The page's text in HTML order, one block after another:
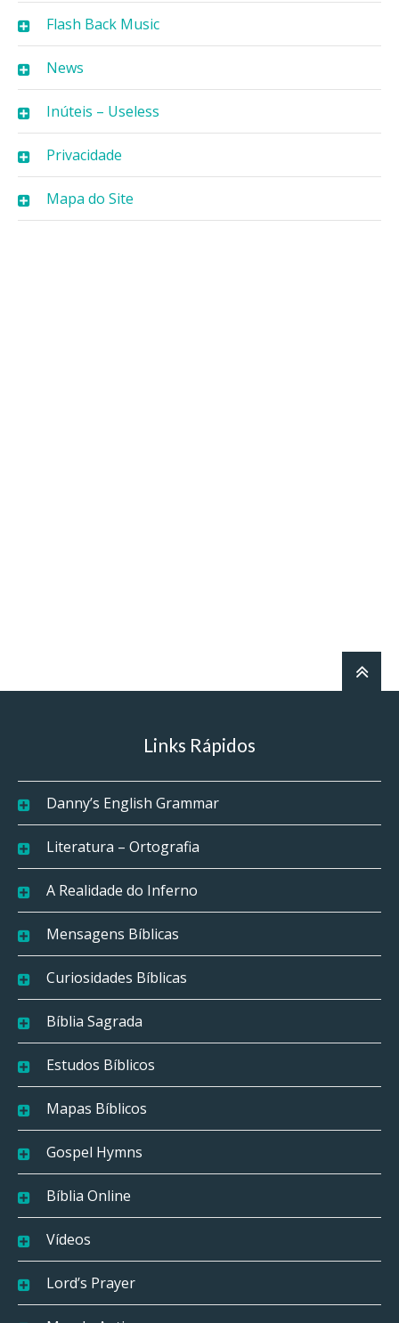
Flash Back Music
News
Inúteis – Useless
Privacidade
Mapa do Site
Links Rápidos
Danny’s English Grammar
Literatura – Ortografia
A Realidade do Inferno
Mensagens Bíblicas
Curiosidades Bíblicas
Bíblia Sagrada
Estudos Bíblicos
Mapas Bíblicos
Gospel Hymns
Bíblia Online
Vídeos
Lord’s Prayer